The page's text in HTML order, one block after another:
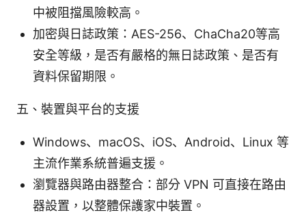
中被阻擋風險較高。
加密與日誌政策：AES-256、ChaCha20等高
安全等級，是否有嚴格的無日誌政策、是否有
資料保留期限。
五、裝置與平台的支援
Windows、macOS、iOS、Android、Linux 等
主流作業系統普遍支援。
瀏覽器與路由器整合：部分 VPN 可直接在路由
器設置，以整體保護家中裝置。